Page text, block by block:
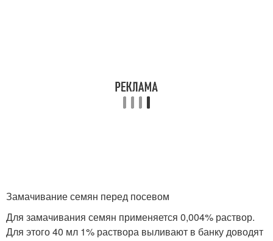
Замачивание семян перед посевом
Для замачивания семян применяется 0,004% раствор.
Для этого 40 мл 1% раствора выливают в банку доводят